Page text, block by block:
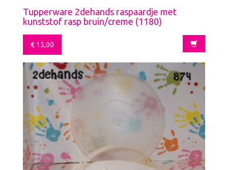
Tupperware 2dehands raspaardje met
kunststof rasp bruin/creme (1180)
€ 15,00